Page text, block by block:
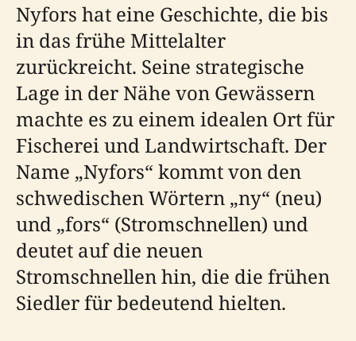
Nyfors hat eine Geschichte, die bis
in das frühe Mittelalter
zurückreicht. Seine strategische
Lage in der Nähe von Gewässern
machte es zu einem idealen Ort für
Fischerei und Landwirtschaft. Der
Name „Nyfors“ kommt von den
schwedischen Wörtern „ny“ (neu)
und „fors“ (Stromschnellen) und
deutet auf die neuen
Stromschnellen hin, die die frühen
Siedler für bedeutend hielten.